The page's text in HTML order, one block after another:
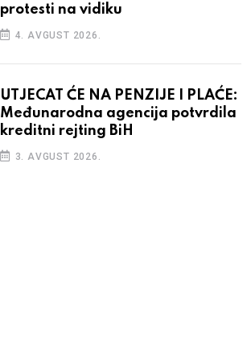
protesti na vidiku
4. AVGUST 2026.
UTJECAT ĆE NA PENZIJE I PLAĆE:
Međunarodna agencija potvrdila
kreditni rejting BiH
3. AVGUST 2026.